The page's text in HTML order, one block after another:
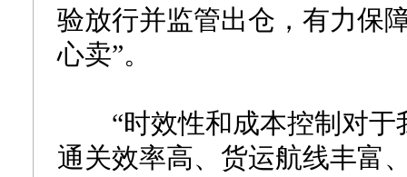
验放行并监管出仓，有力保
心卖”。
“时效性和成本控制对于
通关效率高、货运航线丰富